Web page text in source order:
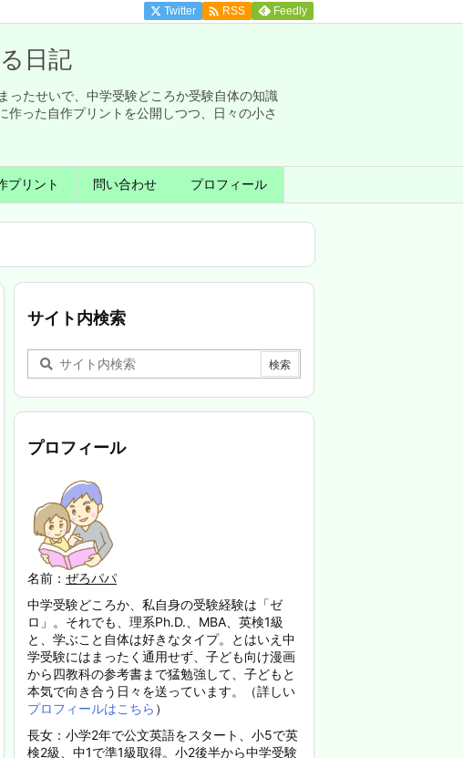
日記
ったせいで、中学受験どころか受験自体の知識
った自作プリントを公開しつつ、日々の小さ
プリント 問い合わせ プロフィール
Twitter  RSS Feedly
サイト内検索
プロフィール
名前： ぜろパパ
中学受験どころか、私自身の受験経験は「ゼ
ロ」。それでも、理系Ph.D.、MBA、英検1級
と、学ぶこと自体は好きなタイプ。とはいえ中
学受験にはまったく通用せず、子ども向け漫画
から四教科の参考書まで猛勉強して、子どもと
本気で向き合う日々を送っています。（詳しい
プロフィールはこちら ）
長女：小学2年で公文英語をスタート、小5で英
検2級、中1で準1級取得。小2後半から中学受験